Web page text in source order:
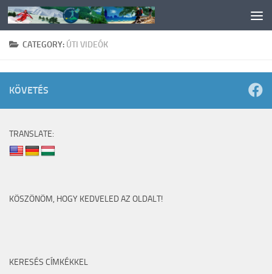
Skip to content
CATEGORY: ÚTI VIDEÓK
KÖVETÉS
TRANSLATE:
KÖSZÖNÖM, HOGY KEDVELED AZ OLDALT!
KERESÉS CÍMKÉKKEL